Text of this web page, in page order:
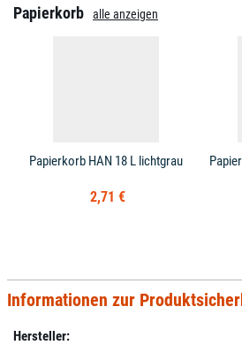
Papierkorb alle anzeigen
Papierkorb HAN 18 L lichtgrau
2,71 €
Informationen zur
Hersteller: